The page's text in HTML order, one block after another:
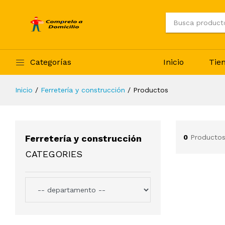
Categorías Inicio
Inicio Ferretería y construcción Productos
Ferretería y construcción
CATEGORIES
0